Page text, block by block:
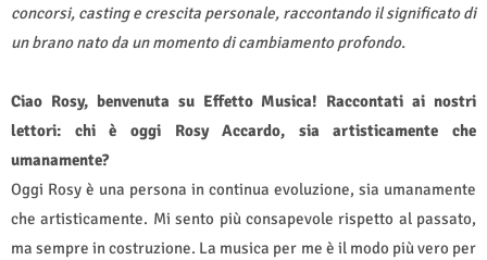
concorsi, casting e crescita personale, raccontando il significato di
un brano nato da un momento di cambiamento profondo.
Ciao Rosy, benvenuta su Effetto Musica! Raccontati ai nostri
lettori: chi è oggi Rosy Accardo, sia artisticamente che
umanamente?
Oggi Rosy è una persona in continua evoluzione, sia umanamente
che artisticamente. Mi sento più consapevole rispetto al passato,
ma sempre in costruzione. La musica per me è il modo più vero per